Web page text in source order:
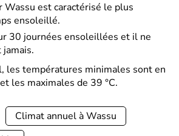
Wassu est caractérisé le plus
ensoleillé.
30 journées ensoleillées et il ne
les températures minimales sont en
les maximales de 39 °C.
Climat annuel à Wassu